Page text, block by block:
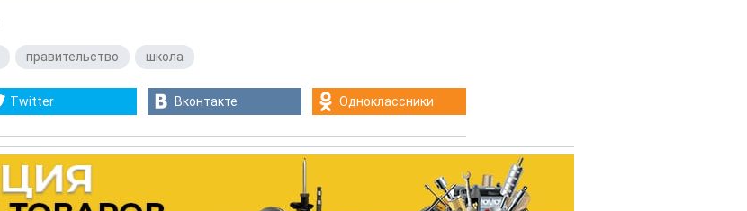
правительство школа
Twitter Вконтакте Одноклассники